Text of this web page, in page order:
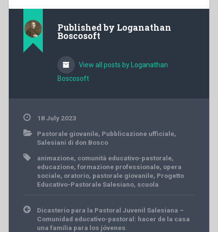
Published by Loganathan
Boscosoft
View all posts by Loganathan
Boscosoft
18 July 2023
Pastorale giovanile, Pubblicazione ufficiale,
Salesiani di don Bosco
animazione, comunità educativo-pastorale,
educazione, formazione professionale, opera
sociale, oratorio, pastorale giovanile, Progetto
Educativo-Pastorale Salesiano, scuola
Post
navigation
Dicasterio para la Pastoral Juvenil Salesiana –
Comunidad educativo-pastoral: hacer de la casa
una familia para los jóvenes